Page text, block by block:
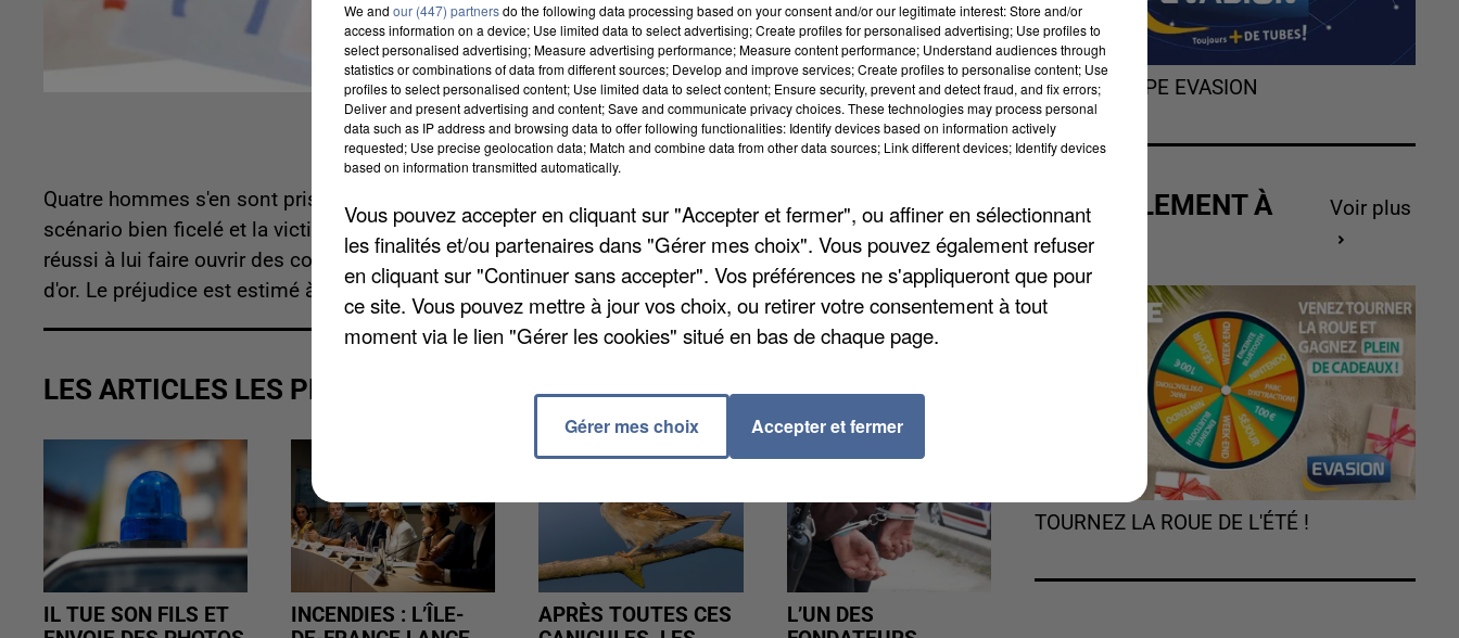
Quatre hommes s'en sont pris à une octogénaire vendredi dernier, raconte
scénario bien ficelé et la victime, qui ne voulait pas « obéir », a été malmenée. Les quatre hommes ont
réussi à lui faire ouvrir des coffres dans lesquels se trouvaient bijoux, argent liquide mais aussi lingots
d'or. Le préjudice est estimé à 500.000 euros. Une enquête est en cours.
LES ARTICLES LES PLUS VUS
IL TUE SON FILS ET
INCENDIES : L’ÎLE-
APRÈS TOUTES CES
L’UN DES
L'HOROSCOPE EVASION
ACTUELLEMENT À
GAGNER
Voir plus
TOURNEZ LA ROUE DE L'ÉTÉ !
We and our (447) partnersdo the following data processing based on your consent and/or our legitimate interest: Store and/or
access information on a device; Use limited data to select advertising; Create profiles for personalised advertising; Use profiles to
select personalised advertising; Measure advertising performance; Measure content performance; Understand audiences through
statistics or combinations of data from different sources; Develop and improve services; Create profiles to personalise content; Use
profiles to select personalised content; Use limited data to select content; Ensure security, prevent and detect fraud, and fix errors;
Deliver and present advertising and content; Save and communicate privacy choices. These technologies may process personal
data such as IP address and browsing data to offer following functionalities: Identify devices based on information actively
requested; Use precise geolocation data; Match and combine data from other data sources; Link different devices; Identify devices
based on information transmitted automatically.
Vous pouvez accepter en cliquant sur "Accepter et fermer", ou affiner en sélectionnant
les finalités et/ou partenaires dans "Gérer mes choix". Vous pouvez également refuser
en cliquant sur "Continuer sans accepter". Vos préférences ne s'appliqueront que pour
ce site. Vous pouvez mettre à jour vos choix, ou retirer votre consentement à tout
moment via le lien "Gérer les cookies" situé en bas de chaque page.
Gérer mes choix Accepter et fermer